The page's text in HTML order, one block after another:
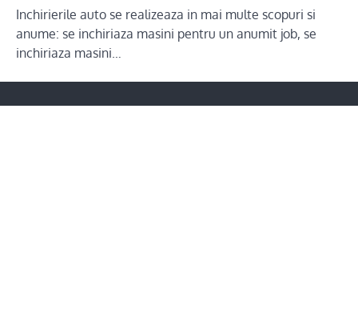
Inchirierile auto se realizeaza in mai multe scopuri si
anume: se inchiriaza masini pentru un anumit job, se
inchiriaza masini…